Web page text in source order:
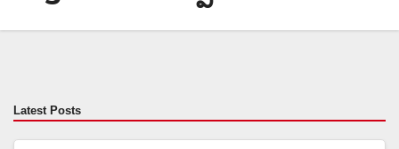
Latest Posts